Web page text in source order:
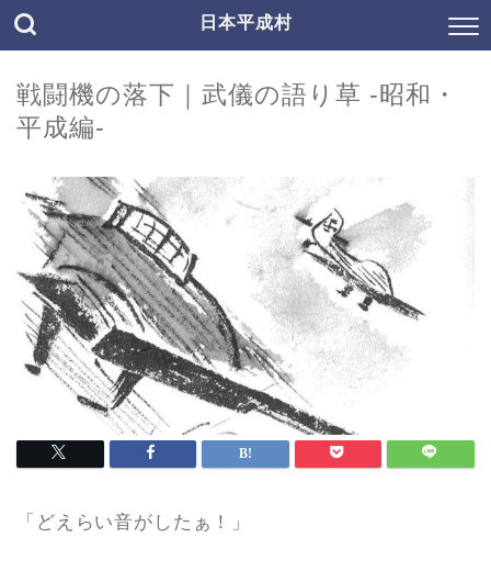
日本平成村
戦闘機の落下｜武儀の語り草 -昭和・
平成編-
「どえらい音がしたぁ！」